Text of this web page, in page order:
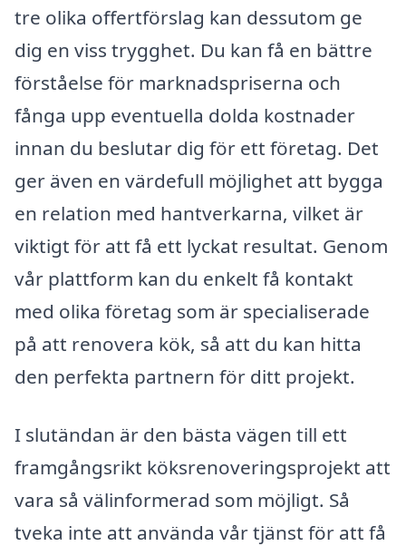
tre olika offertförslag kan dessutom ge
dig en viss trygghet. Du kan få en bättre
förståelse för marknadspriserna och
fånga upp eventuella dolda kostnader
innan du beslutar dig för ett företag. Det
ger även en värdefull möjlighet att bygga
en relation med hantverkarna, vilket är
viktigt för att få ett lyckat resultat. Genom
vår plattform kan du enkelt få kontakt
med olika företag som är specialiserade
på att renovera kök, så att du kan hitta
den perfekta partnern för ditt projekt.
I slutändan är den bästa vägen till ett
framgångsrikt köksrenoveringsprojekt att
vara så välinformerad som möjligt. Så
tveka inte att använda vår tjänst för att få